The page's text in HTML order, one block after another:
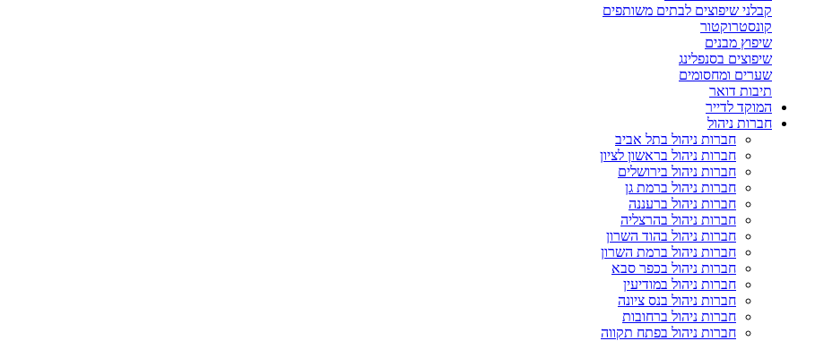
קבלני שיפוצים לבתים משותפים
קונסטרוקטור
שיפוץ מבנים
שיפוצים בסנפלינג
שערים ומחסומים
תיבות דואר
המוקד לדייר
חברות ניהול
חברות ניהול בתל אביב
חברות ניהול בראשון לציון
חברות ניהול בירושלים
חברות ניהול ברמת גן
חברות ניהול ברעננה
חברות ניהול בהרצליה
חברות ניהול בהוד השרון
חברות ניהול ברמת השרון
חברות ניהול בכפר סבא
חברות ניהול במודיעין
חברות ניהול בנס ציונה
חברות ניהול ברחובות
חברות ניהול בפתח תקווה